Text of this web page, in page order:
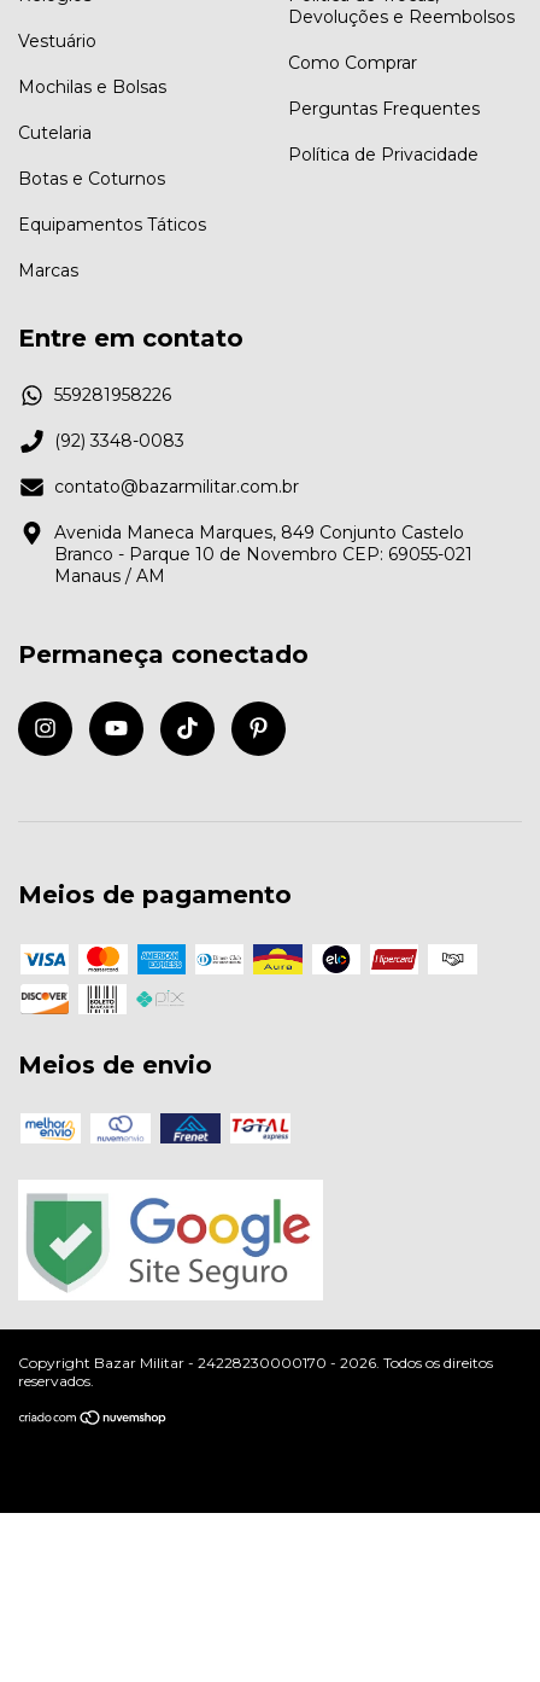
Vestuário
Mochilas e Bolsas
Cutelaria
Botas e Coturnos
Equipamentos Táticos
Marcas
Devoluções e Reembolsos
Como Comprar
Perguntas Frequentes
Política de Privacidade
Entre em contato
559281958226
(92) 3348-0083
contato@bazarmilitar.com.br
Avenida Maneca Marques, 849 Conjunto Castelo
Branco - Parque 10 de Novembro CEP: 69055-021
Manaus / AM
Permaneça conectado
Meios de pagamento
Meios de envio
Copyright Bazar Militar - 24228230000170 - 2026. Todos os direitos
reservados.